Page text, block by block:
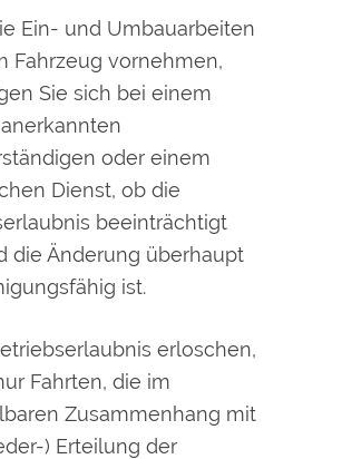
Ein- und Umbauarbeiten
Fahrzeug vornehmen,
Sie sich bei einem
oder einem
Dienst, ob die
beeinträchtigt
die Änderung überhaupt
ist.
erloschen,
Fahrten, die im
Zusammenhang mit
) Erteilung der